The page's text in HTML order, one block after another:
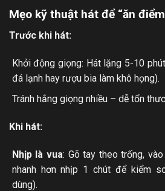
Mẹo kỹ thuật hát để “ăn
Trước khi hát:
Khởi động giọng: Hát lặng 5-10
đá lạnh hay rượu bia làm khô họng).
Tránh hắng giọng nhiều – dễ tổn
Khi hát:
Nhịp là vua: Gõ tay theo trống,
nhanh hơn nhịp 1 chút để kiểm
dùng).